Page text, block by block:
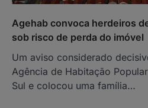
Agehab convoca herdeiros
sob risco de perda do imóvel
Um aviso considerado
Agência de Habitação
Sul e colocou uma família…